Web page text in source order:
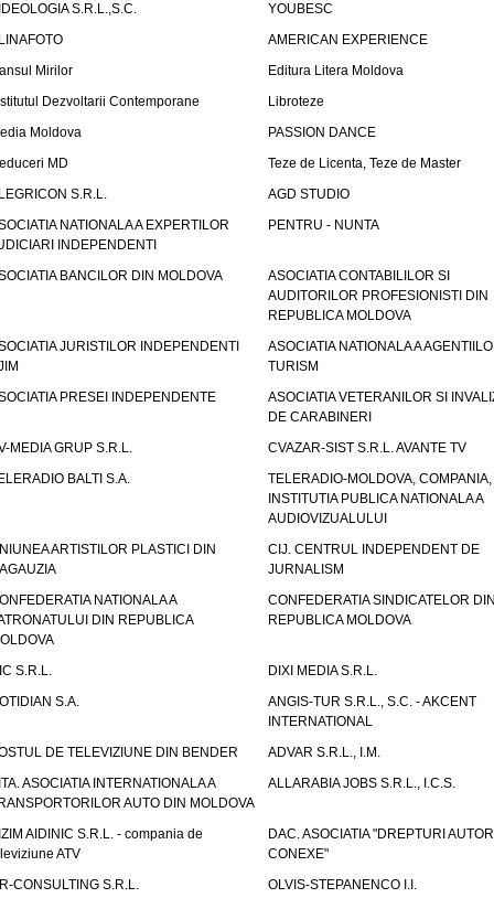
S.R.L.,S.C.
YOUBESC
AMERICAN EXPERIENCE
Mirilor
Editura Litera Moldova
Dezvoltarii Contemporane
Libroteze
Moldova
PASSION DANCE
MD
Teze de Licenta, Teze de Master
S.R.L.
AGD STUDIO
NATIONALA A EXPERTILOR
INDEPENDENTI
PENTRU - NUNTA
BANCILOR DIN MOLDOVA
ASOCIATIA CONTABILILOR SI
AUDITORILOR PROFESIONISTI DIN
REPUBLICA MOLDOVA
JURISTILOR INDEPENDENTI
ASOCIATIA NATIONALA A
TURISM
PRESEI INDEPENDENTE
ASOCIATIA VETERANILOR SI
DE CARABINERI
MEDIA GRUP S.R.L.
CVAZAR-SIST S.R.L. AVANTE TV
BALTI S.A.
TELERADIO-MOLDOVA, COMPANIA,
INSTITUTIA PUBLICA NATIONALA A
AUDIOVIZUALULUI
ARTISTILOR PLASTICI DIN
CIJ. CENTRUL INDEPENDENT DE
JURNALISM
NATIONALA A
DIN REPUBLICA
CONFEDERATIA SINDICATELOR
REPUBLICA MOLDOVA
S.R.L.
DIXI MEDIA S.R.L.
S.A.
ANGIS-TUR S.R.L., S.C. - AKCENT
INTERNATIONAL
DE TELEVIZIUNE DIN BENDER
ADVAR S.R.L., I.M.
ASOCIATIA INTERNATIONALA A
AUTO DIN MOLDOVA
ALLARABIA JOBS S.R.L., I.C.S.
AIDINIC S.R.L. - compania de
ATV
DAC. ASOCIATIA "DREPTURI AUTOR
CONEXE"
CONSULTING S.R.L.
OLVIS-STEPANENCO I.I.